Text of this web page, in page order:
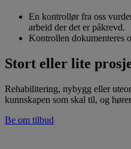
En kontrollør fra oss
arbeid der det er påkrevd.
Kontrollen dokumenteres
Stort eller lite
Rehabilitering, nybygg eller
kunnskapen som skal til, og hører
Be om tilbud